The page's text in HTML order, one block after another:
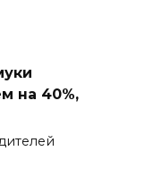
на 40%,